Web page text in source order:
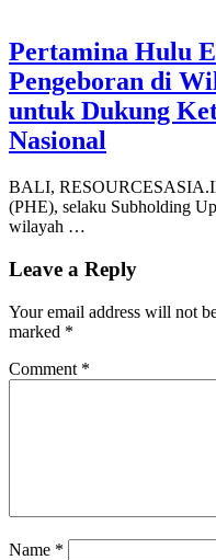
Pertamina Hulu
Pengeboran di
untuk Dukung
Nasional
BALI,
(PHE), selaku Subholding
wilayah …
Leave a Reply
Your email address will not
marked *
Comment *
Name *